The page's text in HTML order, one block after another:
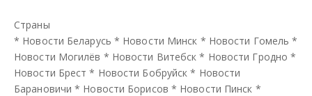
Страны
* Новости Беларусь * Новости Минск * Новости Гомель *
Новости Могилёв * Новости Витебск * Новости Гродно *
Новости Брест * Новости Бобруйск * Новости
Барановичи * Новости Борисов * Новости Пинск *